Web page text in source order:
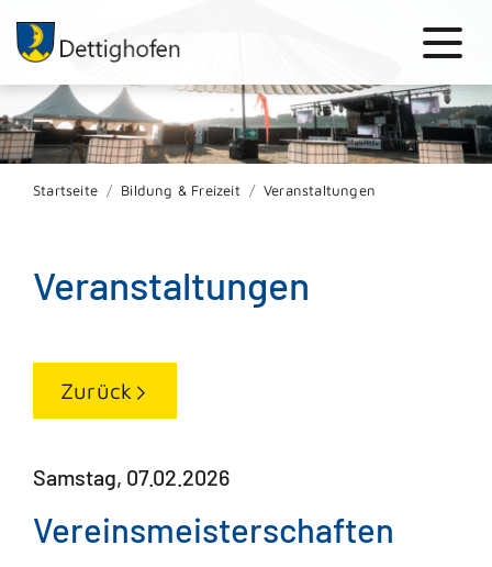
Startseite Bildung & Freizeit Veranstaltungen
Veranstaltungen
Zurück
Samstag, 07.02.2026
Vereinsmeisterschaften